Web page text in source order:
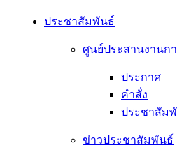
ประชาสัมพันธ์
ศูนย์ประสานงานกา
ประกาศ
คำสั่ง
ประชาสัม
ข่าวประชาสัมพันธ์